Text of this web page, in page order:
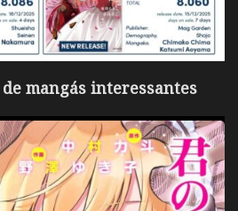
mangás interessantes